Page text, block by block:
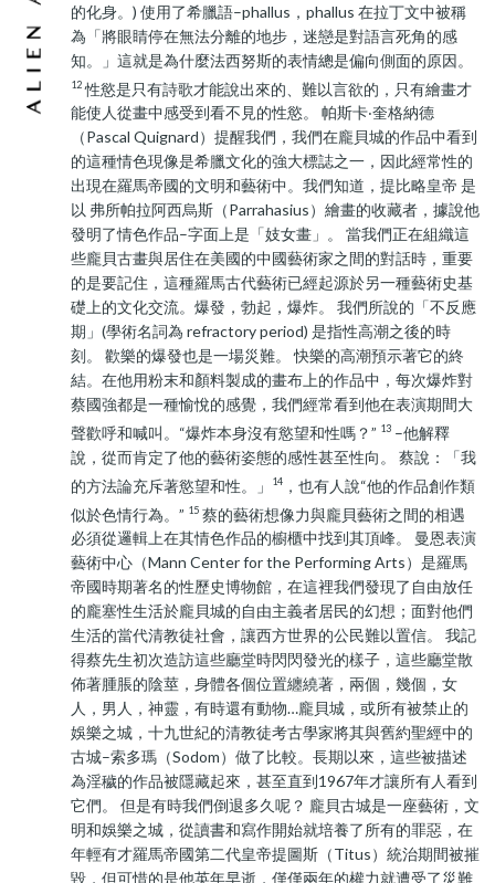
的化身。) 使用了希臘語–phallus，phallus 在拉丁文中被稱
為「將眼睛停在無法分離的地步，迷戀是對語言死角的感
知。」這就是為什麼法西努斯的表情總是偏向側面的原因。
12性慾是只有詩歌才能說出來的、難以言欲的，只有繪畫才
能使人從畫中感受到看不見的性慾。 帕斯卡‧奎格納德
（Pascal Quignard）提醒我們，我們在龐貝城的作品中看到
的這種情色現像是希臘文化的強大標誌之一，因此經常性的
出現在羅馬帝國的文明和藝術中。我們知道，提比略皇帝 是
以 弗所帕拉阿西烏斯（Parrahasius）繪畫的收藏者，據說他
發明了情色作品–字面上是「妓女畫」。 當我們正在組織這
些龐貝古畫與居住在美國的中國藝術家之間的對話時，重要
的是要記住，這種羅馬古代藝術已經起源於另一種藝術史基
礎上的文化交流。爆發，勃起，爆炸。 我們所說的「不反應
期」(學術名詞為 refractory period) 是指性高潮之後的時
刻。 歡樂的爆發也是一場災難。 快樂的高潮預示著它的終
結。在他用粉末和顏料製成的畫布上的作品中，每次爆炸對
蔡國強都是一種愉悅的感覺，我們經常看到他在表演期間大
聲歡呼和喊叫。“爆炸本身沒有慾望和性嗎？” 13 –他解釋
說，從而肯定了他的藝術姿態的感性甚至性向。 蔡說：「我
的方法論充斥著慾望和性。」
14 ，也有人說“他的作品創作類
似於色情行為。” 15 蔡的藝術想像力與龐貝藝術之間的相遇
必須從邏輯上在其情色作品的櫥櫃中找到其頂峰。 曼恩表演
藝術中心（Mann Center for the Performing Arts）是羅馬
帝國時期著名的性歷史博物館，在這裡我們發現了自由放任
的龐塞性生活於龐貝城的自由主義者居民的幻想；面對他們
生活的當代清教徒社會，讓西方世界的公民難以置信。 我記
得蔡先生初次造訪這些廳堂時閃閃發光的樣子，這些廳堂散
佈著腫脹的陰莖，身體各個位置纏繞著，兩個，幾個，女
人，男人，神靈，有時還有動物…龐貝城，或所有被禁止的
娛樂之城，十九世紀的清教徒考古學家將其與舊約聖經中的
古城–索多瑪（Sodom）做了比較。長期以來，這些被描述
為淫穢的作品被隱藏起來，甚至直到1967年才讓所有人看到
它們。 但是有時我們倒退多久呢？ 龐貝古城是一座藝術，文
明和娛樂之城，從讀書和寫作開始就培養了所有的罪惡，在
年輕有才羅馬帝國第二代皇帝提圖斯（Titus）統治期間被摧
毀，但可惜的是他英年早逝，僅僅兩年的權力就遭受了災難